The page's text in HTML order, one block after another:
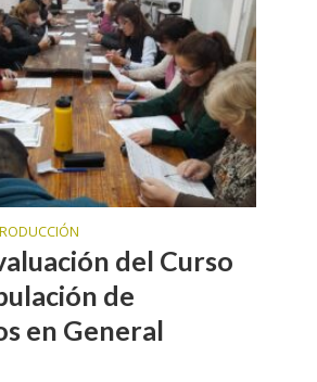
del Curso
de
en General